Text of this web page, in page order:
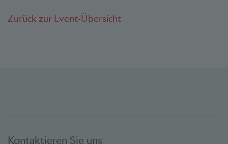
Zurück zur Event-Übersicht
Kontaktieren Sie uns